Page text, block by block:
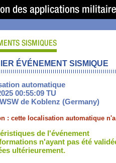
ÉVÉNEMENT SISMIQUE
automatique
00:55:09 TU
de Koblenz (Germany)
: cette localisation automatique
de l'événement
n'ayant pas été
ultérieurement.